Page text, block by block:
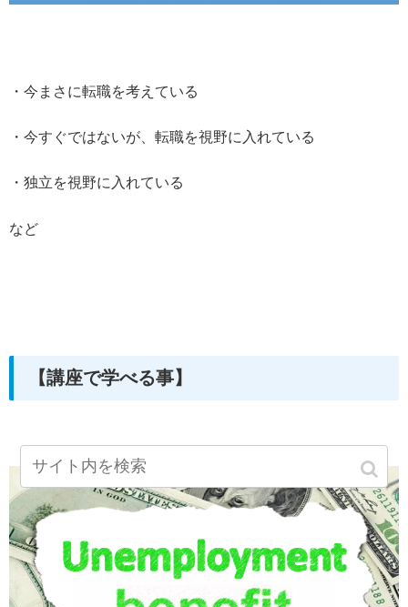
・今まさに転職を考えている
・今すぐではないが、転職を視野に入れている
・独立を視野に入れている
など
【講座で学べる事】